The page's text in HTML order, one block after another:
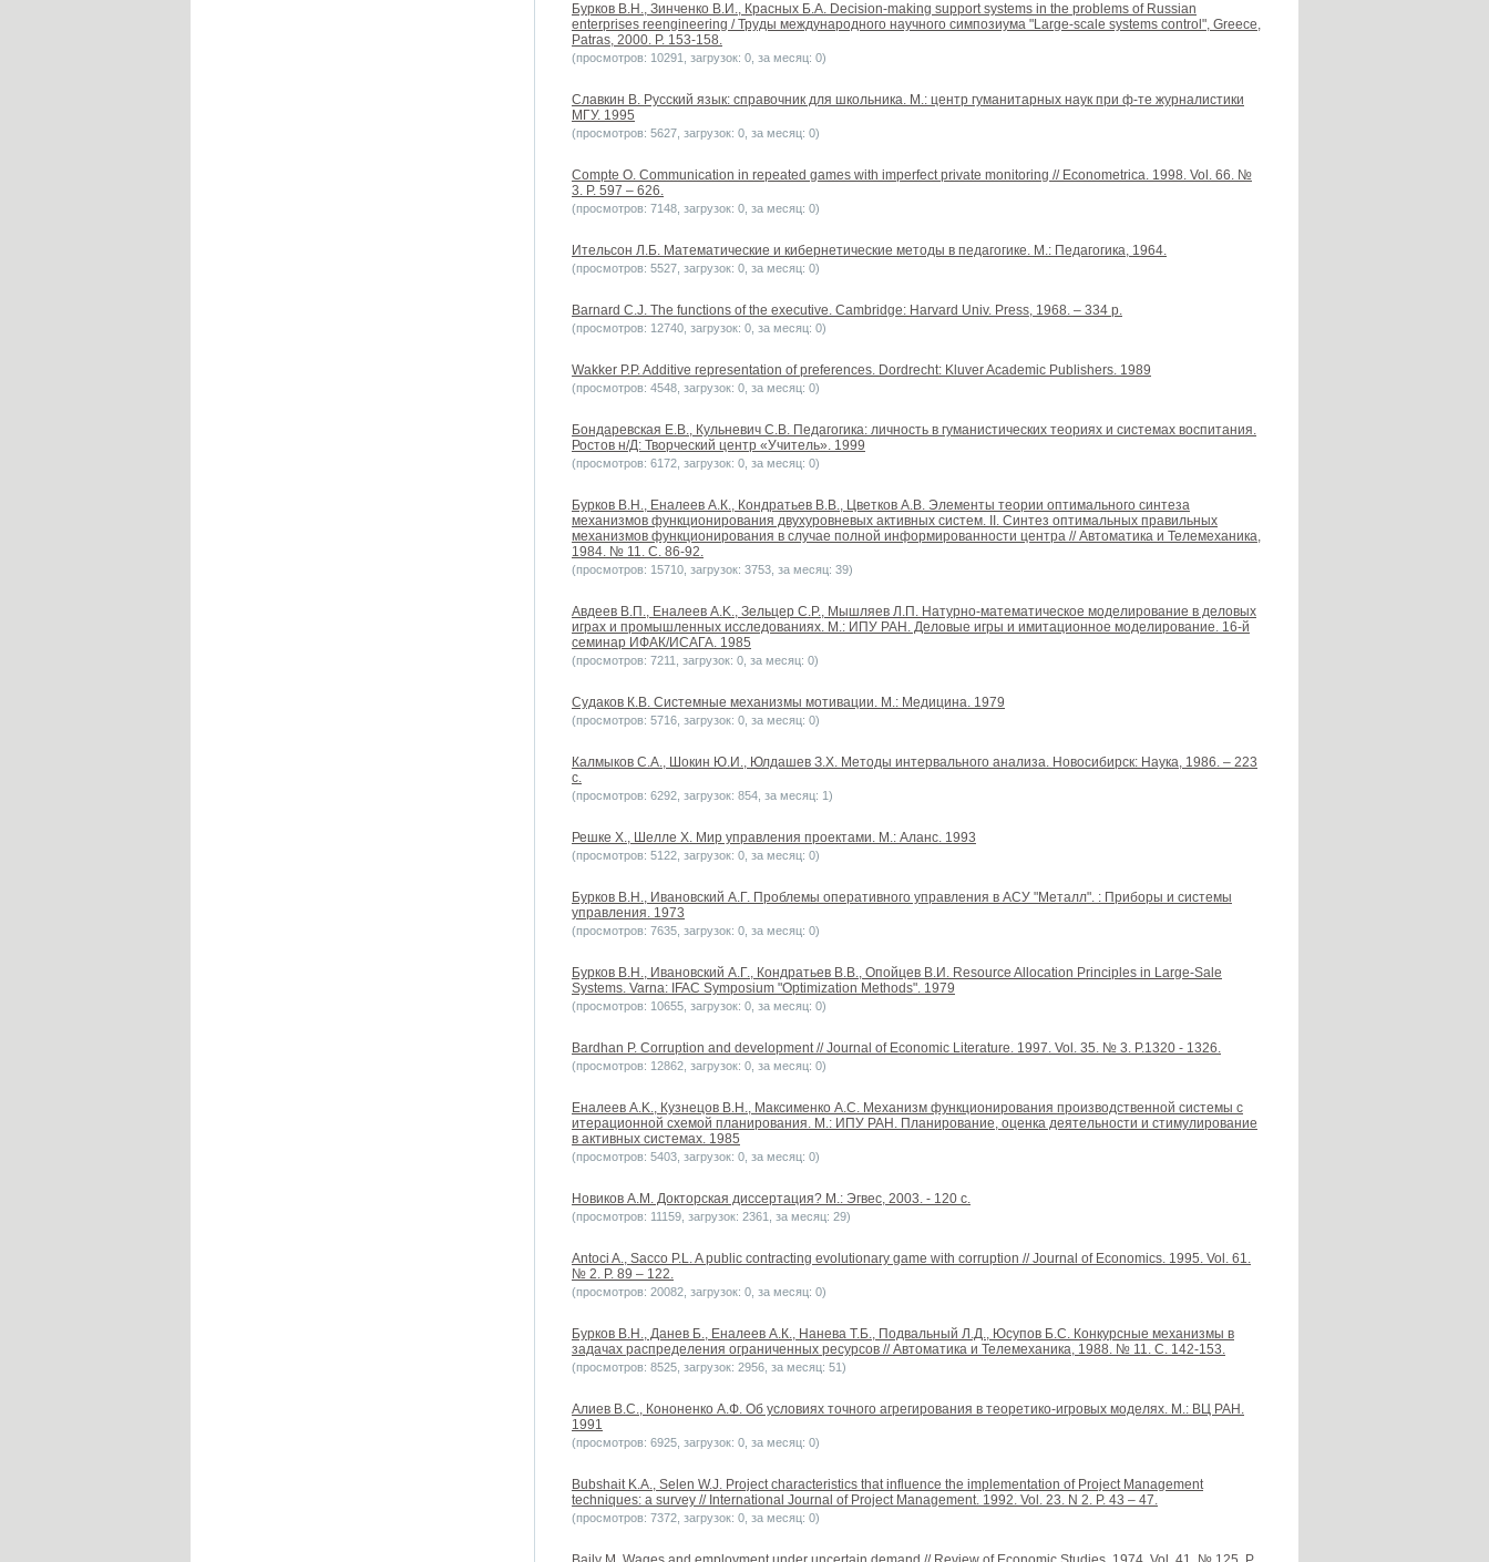
Бурков В.Н., Зинченко В.И., Красных Б.А. Decision-making support systems in the problems of Russian
enterprises reengineering / Труды международного научного симпозиума "Large-scale systems control", Greece,
Patras, 2000. P. 153-158.
(просмотров: 10291, загрузок: 0, за месяц: 0)
Славкин В. Русский язык: справочник для школьника. М.: центр гуманитарных наук при ф-те журналистики
МГУ. 1995
(просмотров: 5627, загрузок: 0, за месяц: 0)
Compte O. Communication in repeated games with imperfect private monitoring // Econometrica. 1998. Vol. 66. №
3. P. 597 – 626.
(просмотров: 7148, загрузок: 0, за месяц: 0)
Ительсон Л.Б. Математические и кибернетические методы в педагогике. М.: Педагогика, 1964.
(просмотров: 5527, загрузок: 0, за месяц: 0)
Barnard C.J. The functions of the executive. Cambridge: Harvard Univ. Press, 1968. – 334 p.
(просмотров: 12740, загрузок: 0, за месяц: 0)
Wakker P.P. Additive representation of preferences. Dordrecht: Kluver Academic Publishers. 1989
(просмотров: 4548, загрузок: 0, за месяц: 0)
Бондаревская Е.В., Кульневич С.В. Педагогика: личность в гуманистических теориях и системах воспитания.
Ростов н/Д: Творческий центр «Учитель». 1999
(просмотров: 6172, загрузок: 0, за месяц: 0)
Бурков В.Н., Еналеев А.К., Кондратьев В.В., Цветков А.В. Элементы теории оптимального синтеза
механизмов функционирования двухуровневых активных систем. II. Синтез оптимальных правильных
механизмов функционирования в случае полной информированности центра // Автоматика и Телемеханика,
1984. № 11. С. 86-92.
(просмотров: 15710, загрузок: 3753, за месяц: 39)
Авдеев В.П., Еналеев A.K., Зельцер С.Р., Мышляев Л.П. Натурно-математическое моделирование в деловых
играх и промышленных исследованиях. М.: ИПУ РАН. Деловые игры и имитационное моделирование. 16-й
семинар ИФАК/ИСАГА. 1985
(просмотров: 7211, загрузок: 0, за месяц: 0)
Судаков К.В. Системные механизмы мотивации. М.: Медицина. 1979
(просмотров: 5716, загрузок: 0, за месяц: 0)
Калмыков С.А., Шокин Ю.И., Юлдашев З.Х. Методы интервального анализа. Новосибирск: Наука, 1986. – 223
с.
(просмотров: 6292, загрузок: 854, за месяц: 1)
Решке Х., Шелле Х. Мир управления проектами. М.: Аланс. 1993
(просмотров: 5122, загрузок: 0, за месяц: 0)
Бурков B.H., Ивановский А.Г. Проблемы оперативного управления в АСУ "Металл". : Приборы и системы
управления. 1973
(просмотров: 7635, загрузок: 0, за месяц: 0)
Бурков B.H., Ивановский А.Г., Кондратьев В.В., Опойцев В.И. Resource Allocation Principles in Large-Sale
Systems. Varna: IFAC Symposium "Optimization Methods". 1979
(просмотров: 10655, загрузок: 0, за месяц: 0)
Bardhan P. Corruption and development // Journal of Economic Literature. 1997. Vol. 35. № 3. P.1320 - 1326.
(просмотров: 12862, загрузок: 0, за месяц: 0)
Еналеев A.K., Кузнецов В.Н., Максименко А.С. Механизм функционирования производственной системы с
итерационной схемой планирования. М.: ИПУ РАН. Планирование, оценка деятельности и стимулирование
в активных системах. 1985
(просмотров: 5403, загрузок: 0, за месяц: 0)
Новиков А.М. Докторская диссертация? М.: Эгвес, 2003. - 120 с.
(просмотров: 11159, загрузок: 2361, за месяц: 29)
Antoci A., Sacco P.L. A public contracting evolutionary game with corruption // Journal of Economics. 1995. Vol. 61.
№ 2. P. 89 – 122.
(просмотров: 20082, загрузок: 0, за месяц: 0)
Бурков B.H., Данев Б., Еналеев А.К., Нанева Т.Б., Подвальный Л.Д., Юсупов Б.С. Конкурсные механизмы в
задачах распределения ограниченных ресурсов // Автоматика и Телемеханика, 1988. № 11. С. 142-153.
(просмотров: 8525, загрузок: 2956, за месяц: 51)
Алиев В.С., Кононенко А.Ф. Об условиях точного агрегирования в теоретико-игровых моделях. М.: ВЦ РАН.
1991
(просмотров: 6925, загрузок: 0, за месяц: 0)
Bubshait K.A., Selen W.J. Project characteristics that influence the implementation of Project Management
techniques: a survey // International Journal of Project Management. 1992. Vol. 23. N 2. P. 43 – 47.
(просмотров: 7372, загрузок: 0, за месяц: 0)